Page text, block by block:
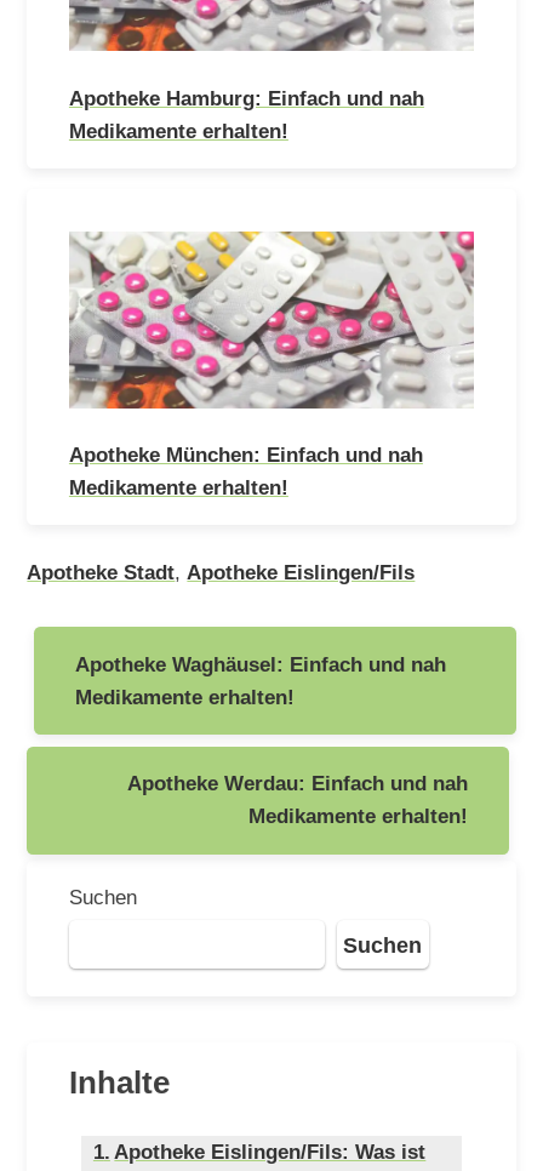
Apotheke Hamburg: Einfach und nah
Medikamente erhalten!
Apotheke München: Einfach und nah
Medikamente erhalten!
Apotheke Stadt,Apotheke Eislingen/Fils
Beitragsnavigation
Apotheke Waghäusel: Einfach und nah
Medikamente erhalten!
Apotheke Werdau: Einfach und nah
Medikamente erhalten!
Suchen
Suchen
Inhalte
Apotheke Eislingen/Fils: Was ist